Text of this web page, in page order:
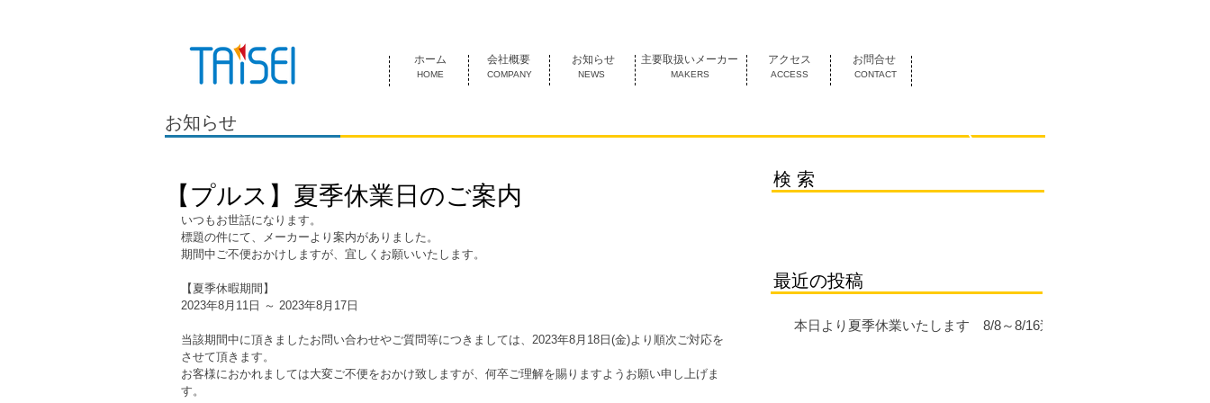
HOME COMPANY NEWS MAKERS ACCESS CONTACT
ホーム 会社概要 お知らせ 主要取扱いメーカー アクセス お問合せ
お知らせ
【プルス】夏季休業日のご案内
いつもお世話になります。
標題の件にて、メーカーより案内がありました。
期間中ご不便おかけしますが、宜しくお願いいたします。
【夏季休暇期間】
2023年8月11日 ～ 2023年8月17日
当該期間中に頂きましたお問い合わせやご質問等につきましては、2023年8月18日(金)より順次ご対応を
させて頂きます。
お客様におかれましては大変ご不便をおかけ致しますが、何卒ご理解を賜りますようお願い申し上げま
す。
検 索
最近の投稿
本日より夏季休業いたします 8/8～8/16迄